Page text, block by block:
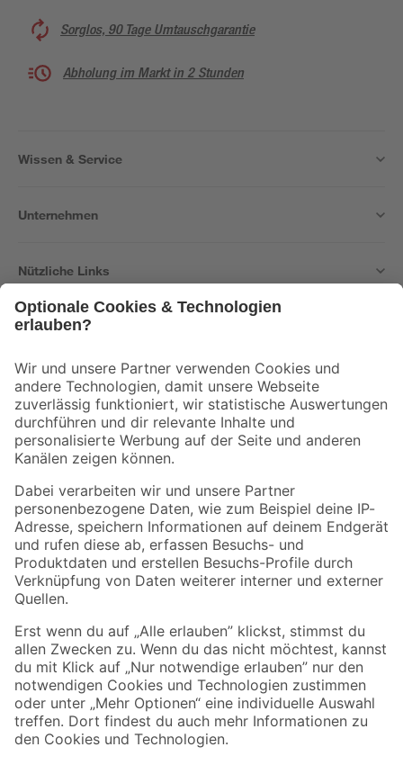
Sorglos, 90 Tage Umtauschgarantie
Abholung im Markt in 2 Stunden
Wissen & Service
Unternehmen
Nützliche Links
Der toom Newsletter: Keine Angebote und Aktionen mehr verpassen!
Zur Newsletter Anmeldung
Folge uns
Zahlungsarten Versandarten
Sicher einkaufen
Jetzt die toom-App herunterladen